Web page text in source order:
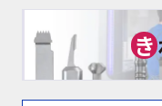
き